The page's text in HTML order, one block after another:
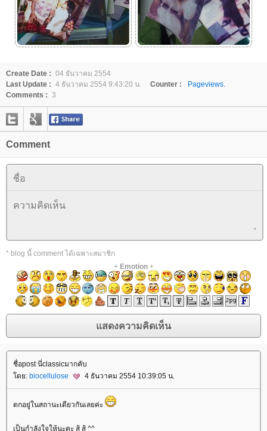
Create Date : 04 ธันวาคม 2554
Last Update : 4 ธันวาคม 2554 9:43:20 น. Counter :
Pageviews.
Comments : 3
Comment
* blog นี้ comment ได้เฉพาะสมาชิก
+ Emotion+
ชื่อpost นี่classicมากคับ
ดย: biocellulose 4 ธันวาคม 2554 10:39:05 น.
ตกอยู่ในสถานะเดียวกันเลยค่ะ
เป็นกำลังใจให้นะคะ สู้ สู้ ^^